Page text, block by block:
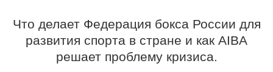
Что делает Федерация бокса России для
развития спорта в стране и как AIBA
решает проблему кризиса.